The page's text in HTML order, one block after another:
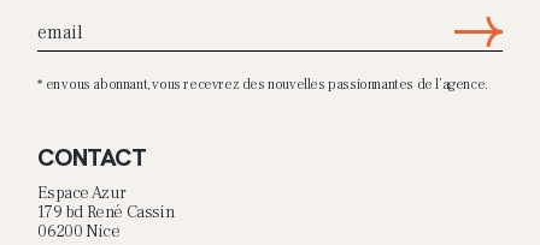
* en vous abonnant, vous recevrez des nouvelles passionnantes de l’agence.
CONTACT
Espace Azur
179 bd René Cassin
06200 Nice